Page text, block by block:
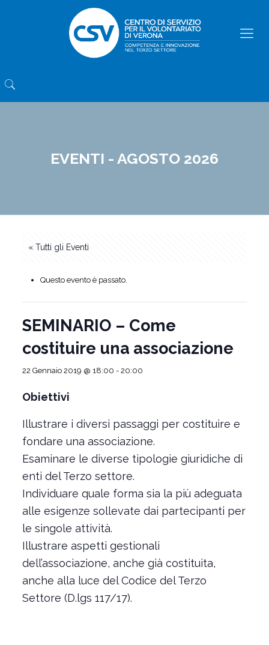
EVENTI - AGOSTO 2026
« Tutti gli Eventi
Questo evento è passato.
SEMINARIO – Come
costituire una associazione
22 Gennaio 2019 @ 18:00 - 20:00
Obiettivi
Illustrare i diversi passaggi per costituire e
fondare una associazione.
Esaminare le diverse tipologie giuridiche di
enti del Terzo settore.
Individuare quale forma sia la più adeguata
alle esigenze sollevate dai partecipanti per
le singole attività.
Illustrare aspetti gestionali
dell’associazione, anche già costituita,
anche alla luce del Codice del Terzo
Settore (D.lgs 117/17).